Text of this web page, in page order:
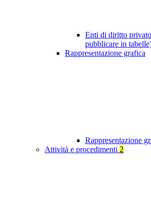
Enti di diritto
pubblicare in
Rappresentazione grafica
Rappresentazione
Attività e procedimenti 2